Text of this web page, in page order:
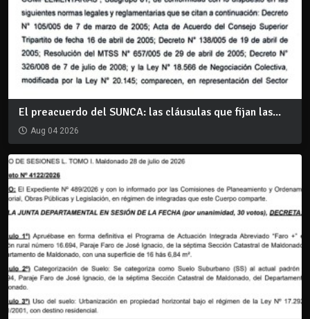
El preacuerdo del SUNCA: las cláusulas que fijan las...
Aug 04 2026